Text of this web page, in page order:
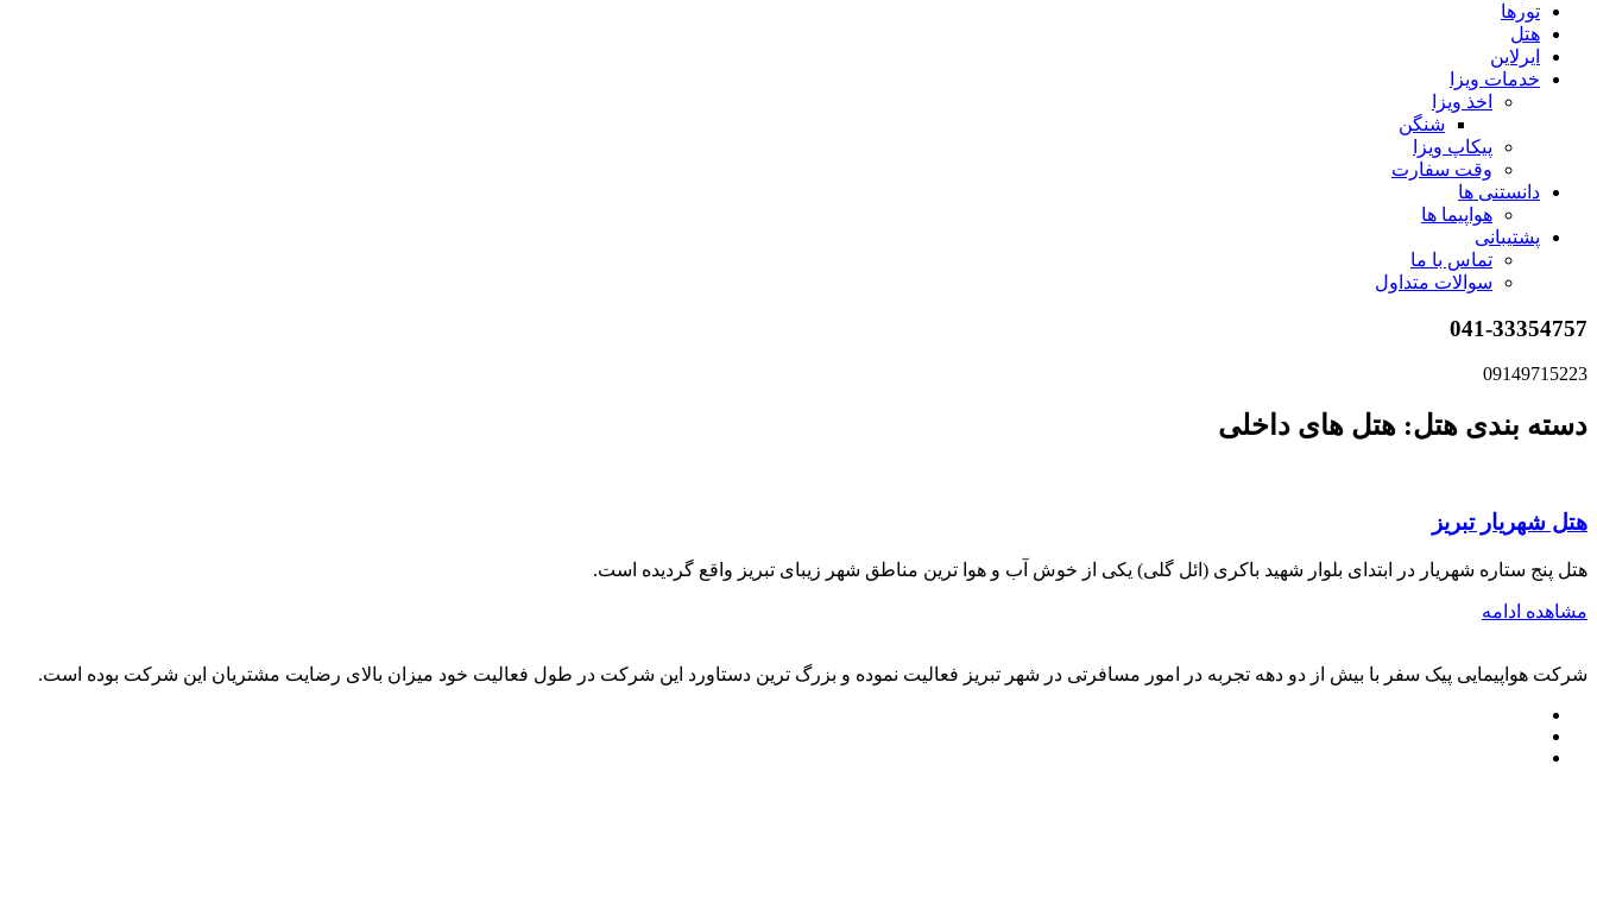
تورها
هتل
ایرلاین
خدمات ویزا
اخذ ویزا
شنگن
پیکاپ ویزا
وقت سفارت
دانستنی ها
هواپیما ها
پشتیبانی
تماس با ما
سوالات متداول
041-33354757
09149715223
دسته بندی هتل: هتل های داخلی
هتل شهریار تبریز
هتل پنج ستاره شهریار در ابتدای بلوار شهید باکری (ائل گلی) یکی از خوش آب و هوا ترین مناطق شهر زیبای تبریز واقع گردیده است.
مشاهده ادامه
شرکت هواپیمایی پیک سفر با بیش از دو دهه تجربه در امور مسافرتی در شهر تبریز فعالیت نموده و بزرگ ترین دستاورد این شرکت در طول فعالیت خود میزان بالای رضایت مشتریان این شرکت بوده است.